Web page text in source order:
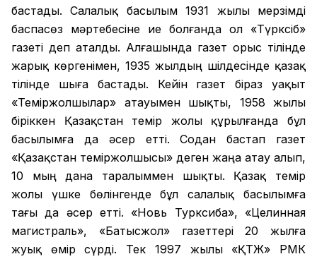
бастады. Салалық басылым 1931 жылы мерзімді
баспасөз мәртебесіне ие болғанда ол «Түрксіб»
газеті деп аталды. Алғашында газет орыс тілінде
жарық көргенімен, 1935 жылдың шілдесінде қазақ
тілінде шыға бастады. Кейін газет біраз уақыт
«Теміржолшылар» атауымен шықты, 1958 жылы
біріккен Қазақстан темір жолы құрылғанда бұл
басылымға да әсер етті. Содан бастап газет
«Қазақстан теміржолшысы» деген жаңа атау алып,
10 мың дана таралыммен шықты. Қазақ темір
жолы үшке бөлінгенде бұл салалық басылымға
тағы да әсер етті. «Новь Турксиба», «Целинная
магистраль», «Батысжол» газеттері 20 жылға
жуық өмір сүрді. Тек 1997 жылы «ҚТЖ» РМК